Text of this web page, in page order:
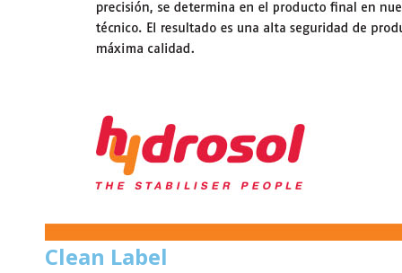
Clean Label